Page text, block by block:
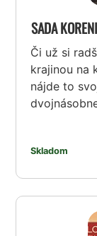
SADA
Či už si
krajinou na
nájde to
Skladom